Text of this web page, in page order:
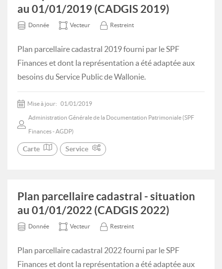
au 01/01/2019 (CADGIS 2019)
Donnée Vecteur Restreint
Plan parcellaire cadastral 2019 fourni par le SPF
Finances et dont la représentation a été adaptée aux
besoins du Service Public de Wallonie.
Mise à jour: 01/01/2019
Administration Générale de la Documentation Patrimoniale (SPF
Finances - AGDP)
Carte Service
Plan parcellaire cadastral - situation
au 01/01/2022 (CADGIS 2022)
Donnée Vecteur Restreint
Plan parcellaire cadastral 2022 fourni par le SPF
Finances et dont la représentation a été adaptée aux